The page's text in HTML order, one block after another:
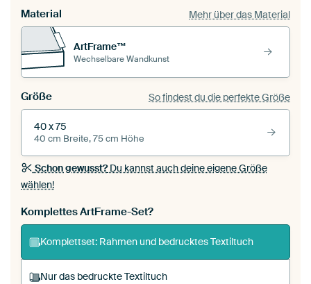
Material Mehr über das Material
ArtFrame™
Wechselbare Wandkunst
Größe So findest du die perfekte Größe
40 x 75
40 cm Breite, 75 cm Höhe
Schon gewusst?Du kannst auch deine eigene Größe
wählen!
Komplettes ArtFrame-Set?
Komplettset: Rahmen und bedrucktes Textiltuch
Nur das bedruckte Textiltuch